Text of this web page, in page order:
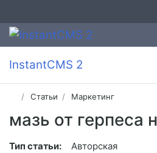
InstantCMS 2
Статьи Маркетинг
мазь от герпеса
Тип статьи: Авторская